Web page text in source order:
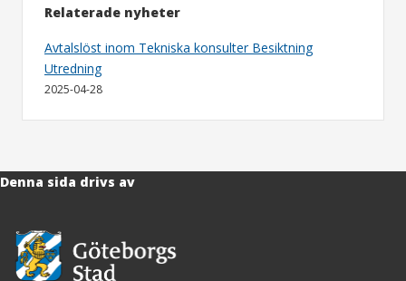
Relaterade nyheter
Avtalslöst inom Tekniska konsulter Besiktning
Utredning
2025-04-28
Denna sida drivs av